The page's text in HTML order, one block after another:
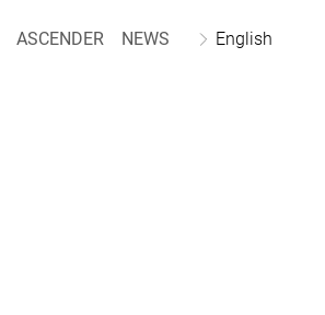
ASCENDER NEWS English